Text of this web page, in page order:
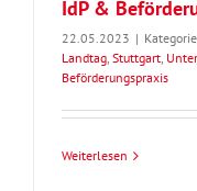
IdP &
22.05.2023 |
Landtag, Stuttgart,
Beförderungspraxis
Weiterlesen